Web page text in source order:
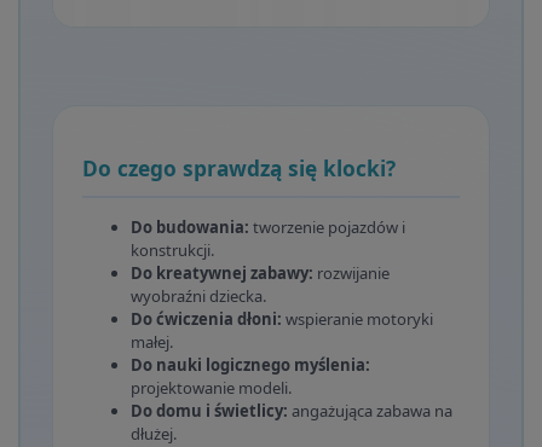
Do czego sprawdzą się klocki?
Do budowania: tworzenie pojazdów i
konstrukcji.
Do kreatywnej zabawy: rozwijanie
wyobraźni dziecka.
Do ćwiczenia dłoni: wspieranie motoryki
małej.
Do nauki logicznego myślenia:
projektowanie modeli.
Do domu i świetlicy: angażująca zabawa na
dłużej.